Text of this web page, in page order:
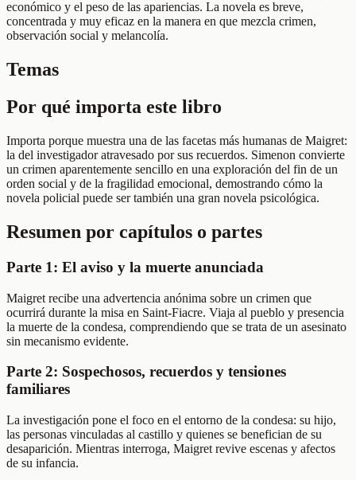
económico y el peso de las apariencias. La novela es breve,
concentrada y muy eficaz en la manera en que mezcla crimen,
observación social y melancolía.
Temas
Por qué importa este libro
Importa porque muestra una de las facetas más humanas de Maigret:
la del investigador atravesado por sus recuerdos. Simenon convierte
un crimen aparentemente sencillo en una exploración del fin de un
orden social y de la fragilidad emocional, demostrando cómo la
novela policial puede ser también una gran novela psicológica.
Resumen por capítulos o partes
Parte 1: El aviso y la muerte anunciada
Maigret recibe una advertencia anónima sobre un crimen que
ocurrirá durante la misa en Saint-Fiacre. Viaja al pueblo y presencia
la muerte de la condesa, comprendiendo que se trata de un asesinato
sin mecanismo evidente.
Parte 2: Sospechosos, recuerdos y tensiones
familiares
La investigación pone el foco en el entorno de la condesa: su hijo,
las personas vinculadas al castillo y quienes se benefician de su
desaparición. Mientras interroga, Maigret revive escenas y afectos
de su infancia.